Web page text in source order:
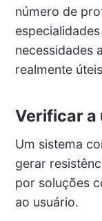
número de
necessidades
realmente
Verificar a
Um sistema
gerar
por soluções
ao usuário.